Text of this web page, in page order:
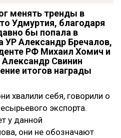
менять тренды в
Удмуртия, благодаря
бы попала в
УР Александр Бречалов,
РФ Михаил Хомич и
Свинин
итогов награды
хвалили себя, говорили о
экспорта.
у данной
они не обозначают